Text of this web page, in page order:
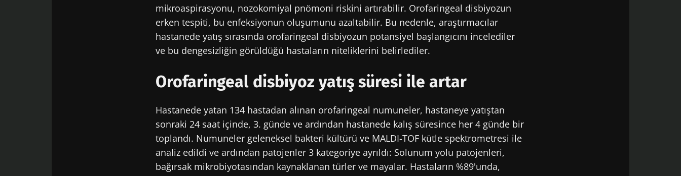
mikroaspirasyonu, nozokomiyal pnömoni riskini artırabilir. Orofaringeal disbiyozun
erken tespiti, bu enfeksiyonun oluşumunu azaltabilir. Bu nedenle, araştırmacılar
hastanede yatış sırasında orofaringeal disbiyozun potansiyel başlangıcını incelediler
ve bu dengesizliğin görüldüğü hastaların niteliklerini belirlediler.
Orofaringeal disbiyoz yatış süresi ile artar
Hastanede yatan 134 hastadan alınan orofaringeal numuneler, hastaneye yatıştan
sonraki 24 saat içinde, 3. günde ve ardından hastanede kalış süresince her 4 günde bir
toplandı. Numuneler geleneksel bakteri kültürü ve MALDI-TOF kütle spektrometresi ile
analiz edildi ve ardından patojenler 3 kategoriye ayrıldı: Solunum yolu patojenleri,
bağırsak mikrobiyotasından kaynaklanan türler ve mayalar. Hastaların %89'unda,